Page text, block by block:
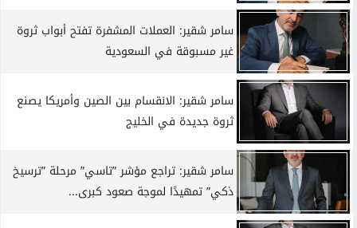
سامر شقير: العملات المشفرة تفتح أبواب ثروة
غير مسبوقة في السعودية
سامر شقير: الانقسام بين الصين وأمريكا يصنع
ثروة جديدة في الخليج
سامر شقير: تراجع مؤشر ”تاسي” مرحلة ”ترسيخ
ذكي” تمهيدًا لموجة صعود كبرى...